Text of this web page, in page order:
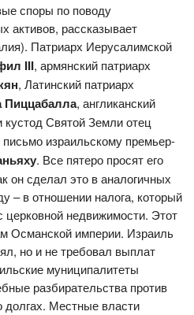
споры по поводу
активов, рассказывает
Патриарх Иерусалимской
III, армянский патриарх
, Латинский патриарх
Пиццабалла, англиканский
кустод Святой Земли отец
письмо израильскому премьер-
. Все пятеро просят его
он сделал это в аналогичных
– в отношении налога, который
недвижимости. Этот
Османской империи. Израиль
но и не требовал выплат
муниципалитеты
разбирательства против
долгах. Местные власти